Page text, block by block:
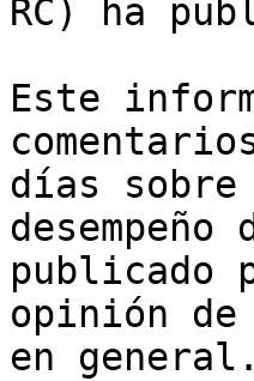
RC) ha
Este
días
publicado
opinión
en general.